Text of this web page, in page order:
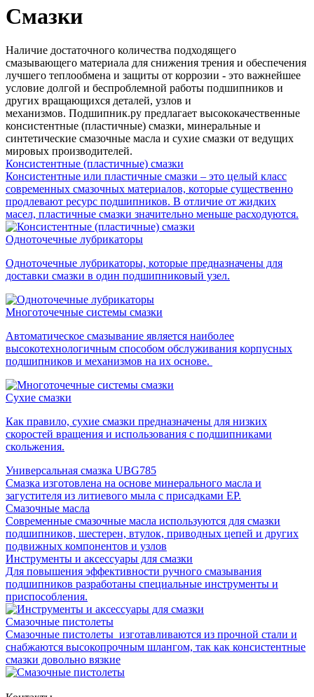
Смазки
Наличие достаточного количества подходящего
смазывающего материала для снижения трения и обеспечения
лучшего теплообмена и защиты от коррозии - это важнейшее
условие долгой и беспроблемной работы подшипников и
других вращающихся деталей, узлов и
механизмов. Подшипник.ру предлагает высококачественные
консистентные (пластичные) смазки, минеральные и
синтетические смазочные масла и сухие смазки от ведущих
мировых производителей.
Консистентные (пластичные) смазки
Консистентные или пластичные смазки – это целый класс
современных смазочных материалов, которые существенно
продлевают ресурс подшипников. В отличие от жидких
масел, пластичные смазки значительно меньше расходуются.
Одноточечные лубрикаторы
Одноточечные лубрикаторы, которые предназначены для
доставки смазки в один подшипниковый узел.
Многоточечные системы смазки
Автоматическое смазывание является наиболее
высокотехнологичным способом обслуживания корпусных
подшипников и механизмов на их основе.
Сухие смазки
Как правило, сухие смазки предназначены для низких
скоростей вращения и использования с подшипниками
скольжения.
Универсальная смазка UBG785
Смазка изготовлена на основе минерального масла и
загустителя из литиевого мыла с присадками EP.
Смазочные масла
Современные смазочные масла используются для смазки
подшипников, шестерен, втулок, приводных цепей и других
подвижных компонентов и узлов
Инструменты и аксессуары для смазки
Для повышения эффективности ручного смазывания
подшипников разработаны специальные инструменты и
приспособления.
Смазочные пистолеты
Смазочные пистолеты изготавливаются из прочной стали и
снабжаются высокопрочным шлангом, так как консистентные
смазки довольно вязкие